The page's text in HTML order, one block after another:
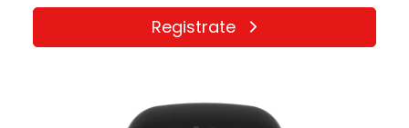
Registrate